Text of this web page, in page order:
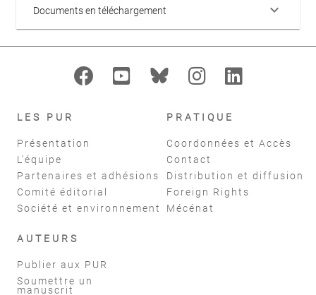
Documents en téléchargement keyboard_arrow_down
LES PUR
Présentation
L'équipe
Partenaires et adhésions
Comité éditorial
Société et environnement
PRATIQUE
Coordonnées et Accès
Contact
Distribution et diffusion
Foreign Rights
Mécénat
AUTEURS
Publier aux PUR
Soumettre un
manuscrit